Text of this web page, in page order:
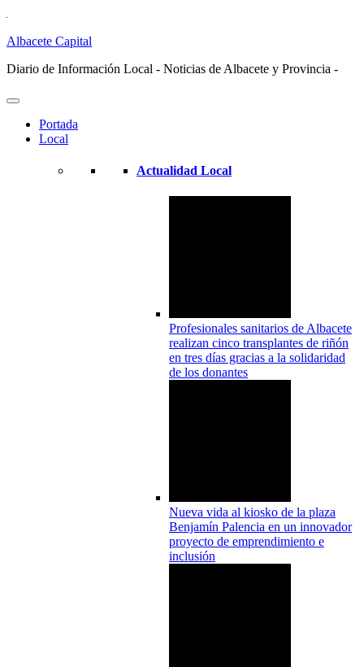
Albacete Capital
Diario de Información Local - Noticias de Albacete y Provincia -
Portada
Local
Actualidad Local
Profesionales sanitarios de Albacete
realizan cinco transplantes de riñón
en tres días gracias a la solidaridad
de los donantes
Nueva vida al kiosko de la plaza
Benjamín Palencia en un innovador
proyecto de emprendimiento e
inclusión